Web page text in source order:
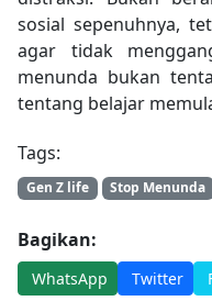
sosial sepenuhnya,
agar tidak
menunda bukan
tentang belajar
Tags:
Gen Z life Stop Menunda
Bagikan:
WhatsApp Twitter